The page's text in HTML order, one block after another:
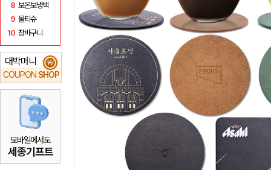
8 보온보냉백
9 물티슈
10 장바구니
대박머니
COUPON SHOP
₩
모바일에서도
세종기프트